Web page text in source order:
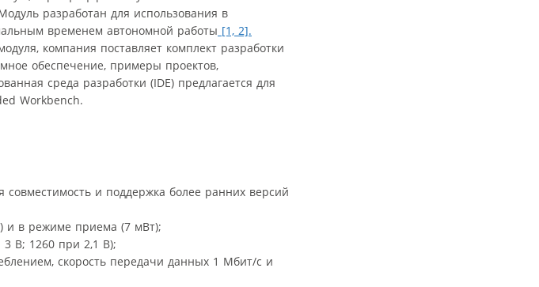
разработан для использования в
временем автономной работы [1, 2].
компания поставляет комплект разработки
обеспечение, примеры проектов,
среда разработки (IDE) предлагается для
Workbench.
и поддержка более ранних версий
и в режиме приема (7 мВт);
3 В; 1260 при 2,1 В);
скорость передачи данных 1 Мбит/с и